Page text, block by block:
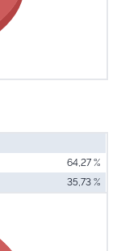
64,27 %
35,73 %